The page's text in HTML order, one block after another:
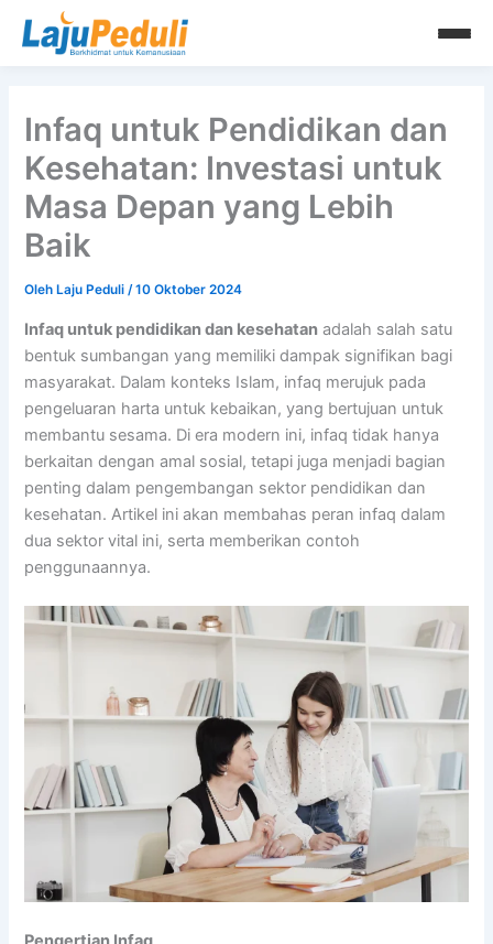
Infaq untuk Pendidikan dan
Kesehatan: Investasi untuk
Masa Depan yang Lebih
Baik
Oleh Laju Peduli/10 Oktober 2024
Infaq untuk pendidikan dan kesehatan adalah salah satu
bentuk sumbangan yang memiliki dampak signifikan bagi
masyarakat. Dalam konteks Islam, infaq merujuk pada
pengeluaran harta untuk kebaikan, yang bertujuan untuk
membantu sesama. Di era modern ini, infaq tidak hanya
berkaitan dengan amal sosial, tetapi juga menjadi bagian
penting dalam pengembangan sektor pendidikan dan
kesehatan. Artikel ini akan membahas peran infaq dalam
dua sektor vital ini, serta memberikan contoh
penggunaannya.